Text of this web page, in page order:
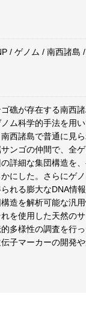
/ ゲノム / 南西諸島
礁が存在する南西
ム科学的手法を用
西諸島で普通に見
ンゴの仲間で、全
詳細な集団構造を
にした。さらにゲ
れる膨大なDNA情報
造を解析可能な汎
を使用した天然の
多様性の調査を行
子マーカーの開発